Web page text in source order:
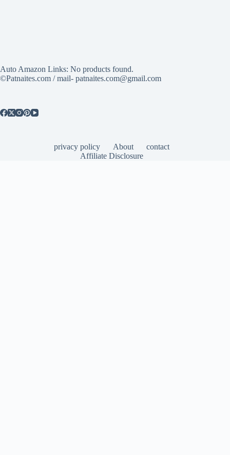
Auto Amazon Links: No products found.
©Patnaites.com / mail- patnaites.com@gmail.com
privacy policy About
contact
Affiliate Disclosure